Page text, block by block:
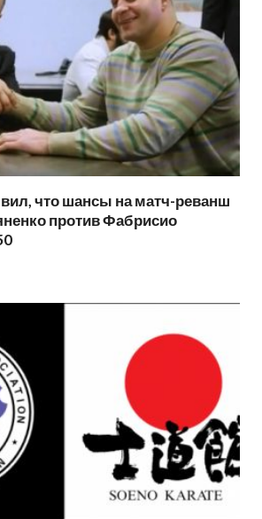
что шансы на матч-реванш
против Фабрисио